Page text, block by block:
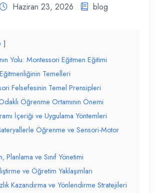
Haziran 23, 2026 blog
Yolu: Montessori Eğitmen Eğitimi
Temelleri
Felsefesinin Temel Prensipleri
Öğrenme Ortamının Önemi
İçeriği ve Uygulama Yöntemleri
Öğrenme ve Sensori-Motor
Planlama ve Sınıf Yönetimi
ve Öğretim Yaklaşımları
Kazandırma ve Yönlendirme Stratejileri